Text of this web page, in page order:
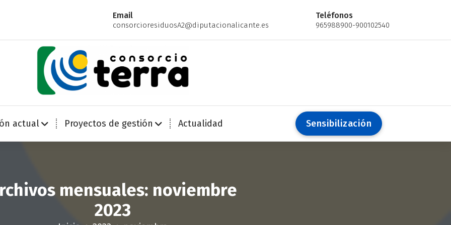
Email
consorcioresiduosA2@diputacionalicante.es
Teléfonos
965988900-900102540
actual Proyectos de gestión Actualidad Sensibilización
mensuales: noviembre
2023